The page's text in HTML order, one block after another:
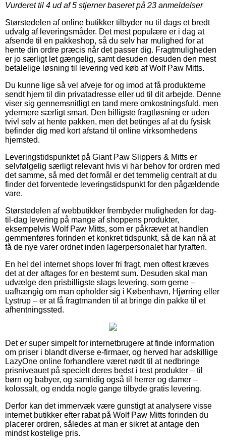
Vurderet til 4 ud af 5 stjerner baseret på 23 anmeldelser
Størstedelen af online butikker tilbyder nu til dags et bredt
udvalg af leveringsmåder. Det mest populære er i dag at
afsende til en pakkeshop, så du selv har mulighed for at
hente din ordre præcis når det passer dig. Fragtmuligheden
er jo særligt let gængelig, samt desuden desuden den mest
betalelige løsning til levering ved køb af Wolf Paw Mitts.
Du kunne lige så vel afveje for og imod at få produkterne
sendt hjem til din privatadresse eller ud til dit arbejde. Denne
viser sig gennemsnitligt en tand mere omkostningsfuld, men
ydermere særligt smart. Den billigste fragtløsning er uden
tvivl selv at hente pakken, men det betinges af at du fysisk
befinder dig med kort afstand til online virksomhedens
hjemsted.
Leveringstidspunktet på Giant Paw Slippers & Mitts er
selvfølgelig særligt relevant hvis vi har behov for ordren med
det samme, så med det formål er det temmelig centralt at du
finder det forventede leveringstidspunkt for den pågældende
vare.
Størstedelen af webbutikker frembyder muligheden for dag-
til-dag levering på mange af shoppens produkter,
eksempelvis Wolf Paw Mitts, som er påkrævet at handlen
gemmenføres forinden et konkret tidspunkt, så de kan nå at
få de nye varer ordnet inden lagerpersonalet har fyraften.
En hel del internet shops lover fri fragt, men oftest kræves
det at der aftages for en bestemt sum. Desuden skal man
udvælge den prisbilligste slags levering, som gerne –
uafhængig om man opholder sig i København, Hjørring eller
Lystrup – er at få fragtmanden til at bringe din pakke til et
afhentningssted.
Det er super simpelt for internetbrugere at finde information
om priser i blandt diverse e-firmaer, og herved har adskillige
LazyOne online forhandlere været nødt til at nedbringe
prisniveauet på specielt deres bedst i test produkter – til
børn og babyer, og samtidig også til herrer og damer –
kolossalt, og endda nogle gange tilbyde gratis levering.
Derfor kan det immervæk være gunstigt at analysere visse
internet butikker efter rabat på Wolf Paw Mitts forinden du
placerer ordren, således at man er sikret at antage den
mindst kostelige pris.